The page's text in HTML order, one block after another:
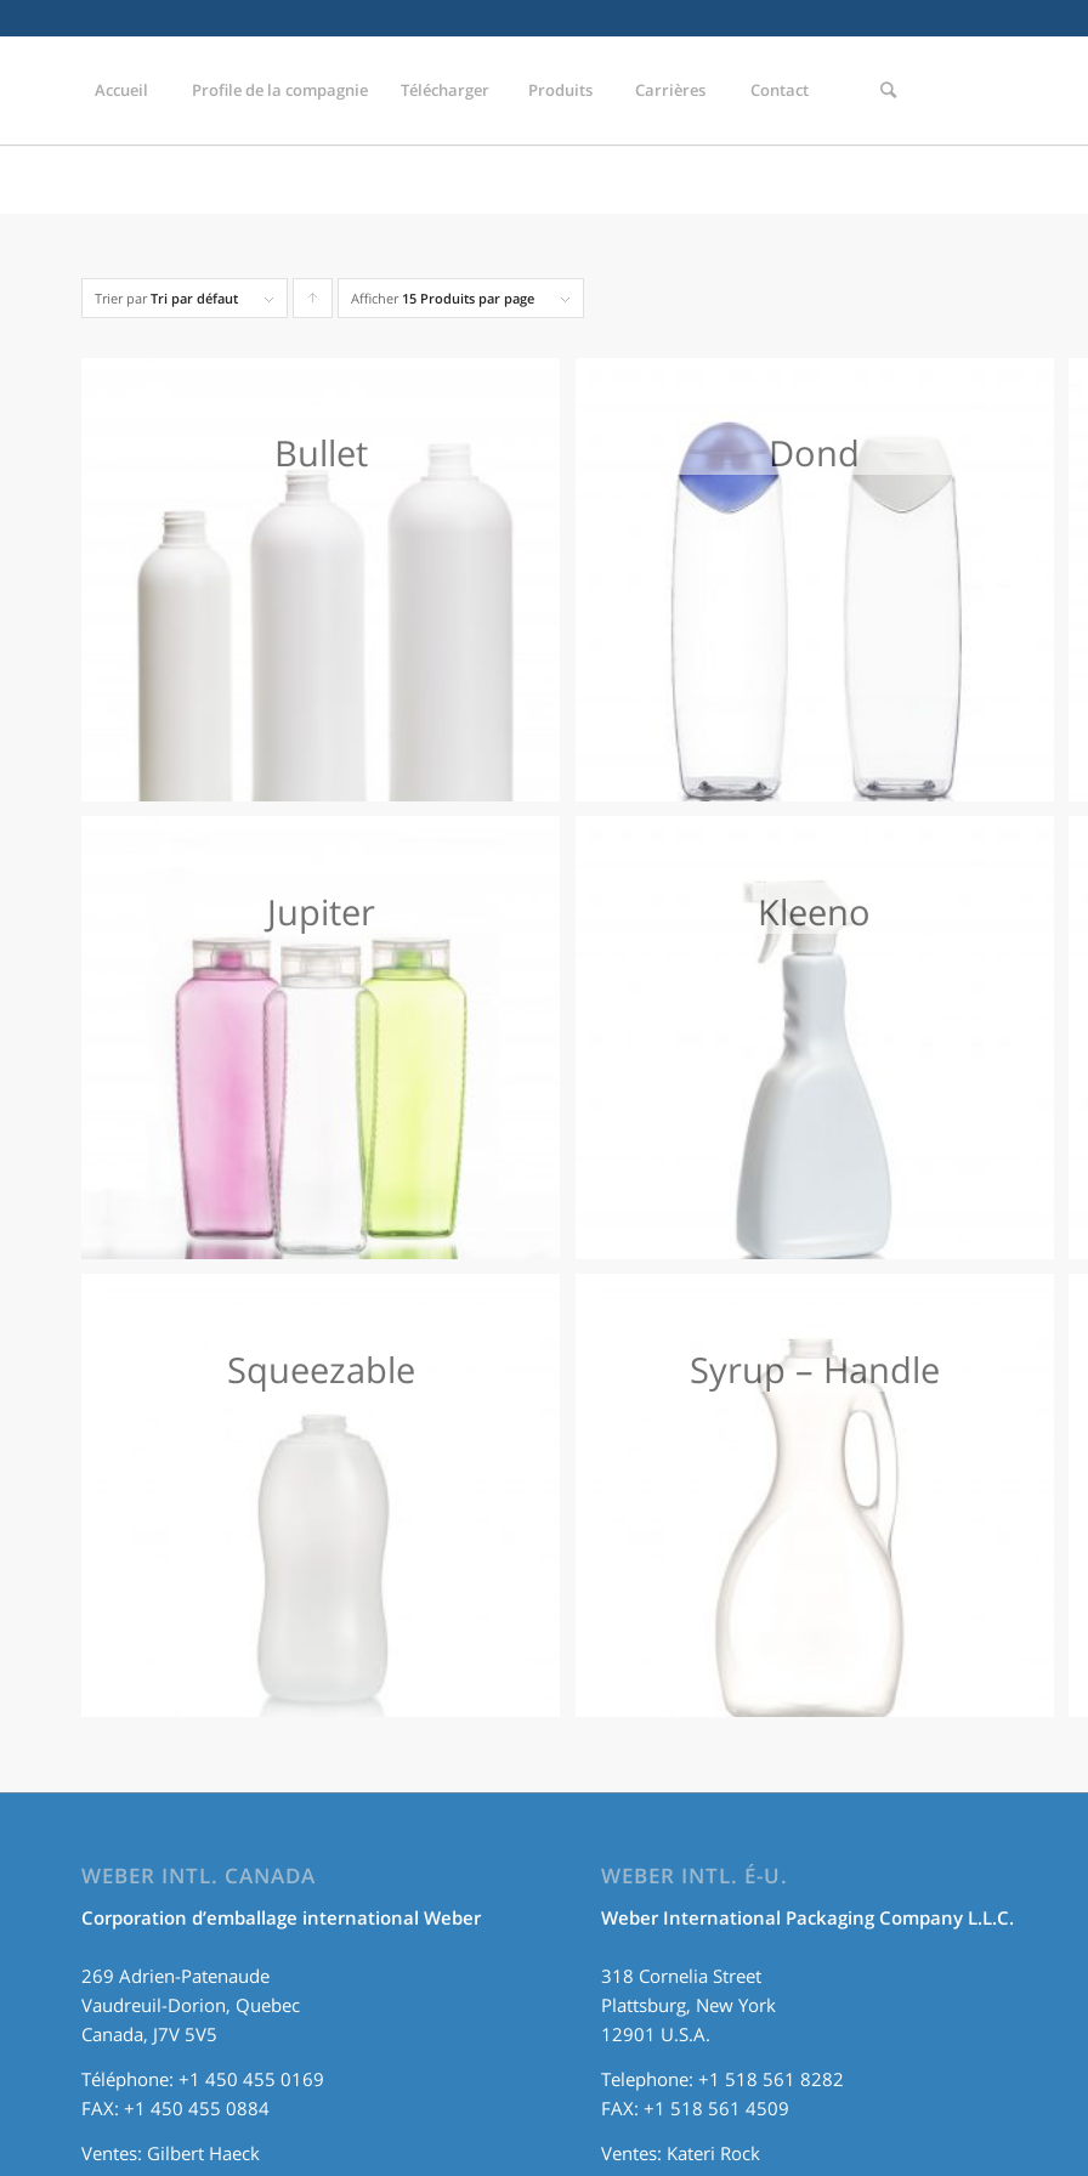
Accueil Profile de la compagnie Télécharger Produits Carrières Contact
Trier parTri par défaut Cliquer
produits
en
Afficher 15 Produits par page
Bullet Dond
Jupiter Kleeno
Squeezable Syrup – Handle
WEBER INTL. CANADA
Corporation d’emballage international Weber
269 Adrien-Patenaude
Vaudreuil-Dorion, Quebec
Canada, J7V 5V5
Téléphone: +1 450 455 0169
FAX: +1 450 455 0884
Ventes: Gilbert Haeck
WEBER INTL. É-U.
Weber International Packaging Company L.L.C.
318 Cornelia Street
Plattsburg, New York
12901 U.S.A.
Telephone: +1 518 561 8282
FAX: +1 518 561 4509
Ventes: Kateri Rock